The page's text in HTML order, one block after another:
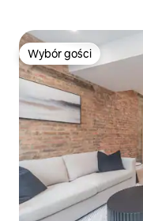
Wybór gości
Wybór gości